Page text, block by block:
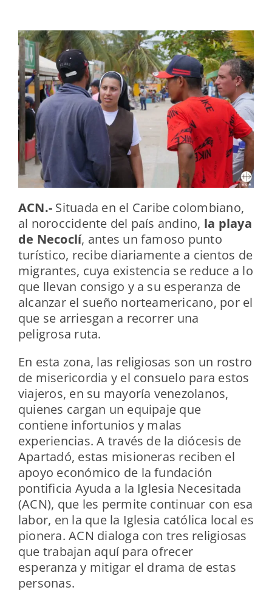
ACN.- Situada en el Caribe colombiano,
al noroccidente del país andino, la playa
de Necoclí, antes un famoso punto
turístico, recibe diariamente a cientos de
migrantes, cuya existencia se reduce a lo
que llevan consigo y a su esperanza de
alcanzar el sueño norteamericano, por el
que se arriesgan a recorrer una
peligrosa ruta.
En esta zona, las religiosas son un rostro
de misericordia y el consuelo para estos
viajeros, en su mayoría venezolanos,
quienes cargan un equipaje que
contiene infortunios y malas
experiencias. A través de la diócesis de
Apartadó, estas misioneras reciben el
apoyo económico de la fundación
pontificia Ayuda a la Iglesia Necesitada
(ACN), que les permite continuar con esa
labor, en la que la Iglesia católica local es
pionera. ACN dialoga con tres religiosas
que trabajan aquí para ofrecer
esperanza y mitigar el drama de estas
personas.